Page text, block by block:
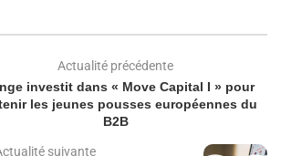
Actualité précédente
investit dans « Move Capital I » pour
les jeunes pousses européennes du
B2B
suivante